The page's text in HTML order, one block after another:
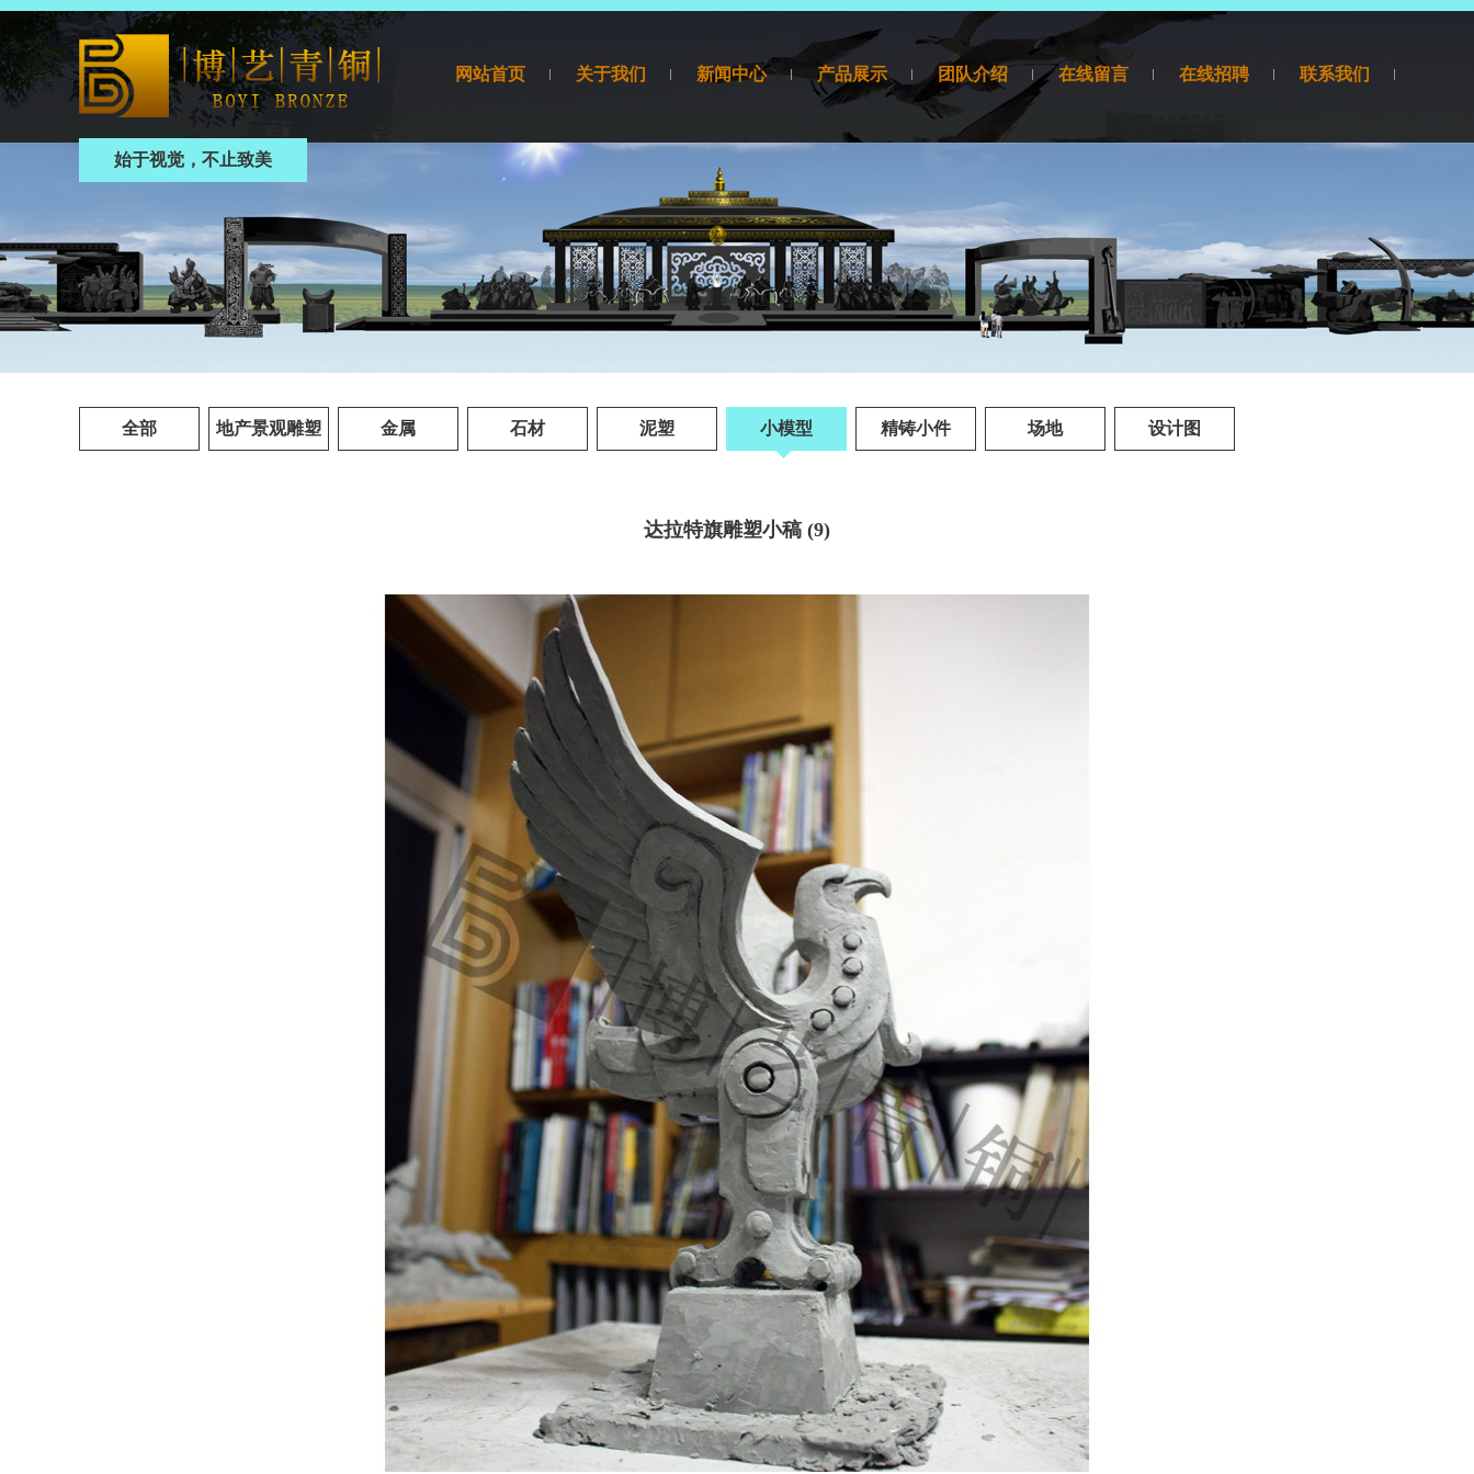
始于视觉，不止致美
网站首页 关于我们 新闻中心 产品展示 团队介绍 在线留言 在线招聘 联系我们
产品展示
全部 地产景观雕塑 金属 石材 泥塑 小模型 精铸小件 场地 设计图
达拉特旗雕塑小稿 (9)